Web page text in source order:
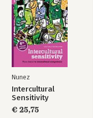
Nunez
Intercultural
Sensitivity
€ 25,75